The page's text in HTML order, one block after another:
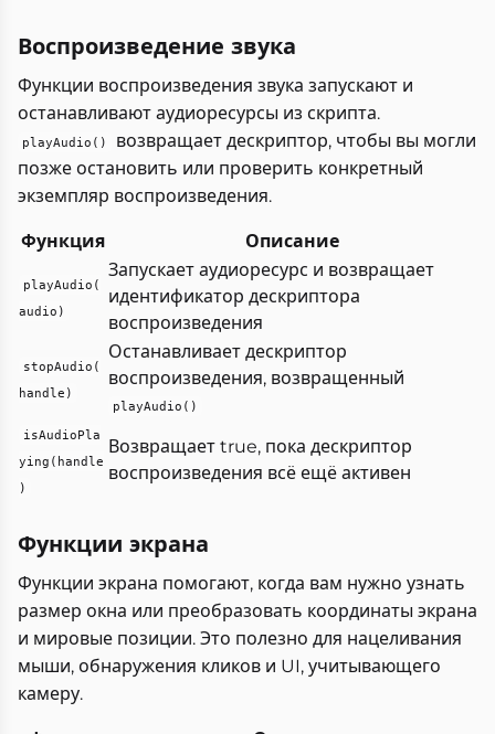
Воспроизведение звука
Функции воспроизведения звука запускают и
останавливают аудиоресурсы из скрипта.
playAudio()
возвращает дескриптор, чтобы вы могли
позже остановить или проверить конкретный
экземпляр воспроизведения.
Функция Описание
playAudio(
audio)
Запускает аудиоресурс и возвращает
идентификатор дескриптора
воспроизведения
stopAudio(
handle)
Останавливает дескриптор
воспроизведения, возвращенный
playAudio()
isAudioPla
ying(handle
)
Возвращает true, пока дескриптор
воспроизведения всё ещё активен
Функции экрана
Функции экрана помогают, когда вам нужно узнать
размер окна или преобразовать координаты экрана
и мировые позиции. Это полезно для нацеливания
мыши, обнаружения кликов и UI, учитывающего
камеру.